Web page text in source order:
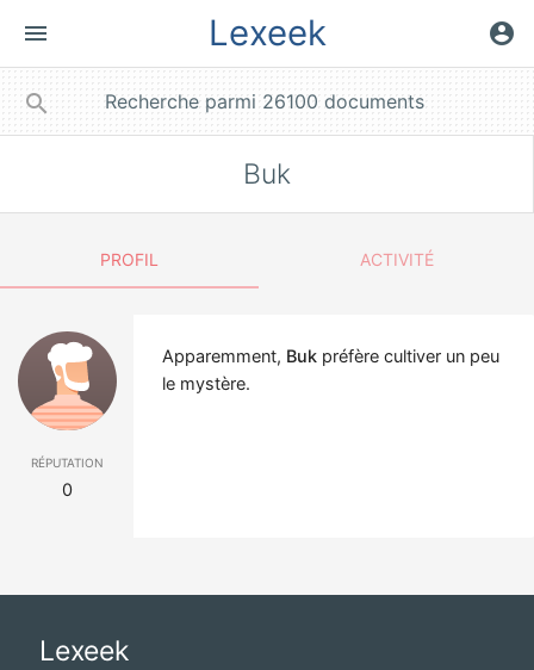
menu Lexeek account_circle
search
Buk
PROFIL ACTIVITÉ
réputation
0
Apparemment, Buk préfère cultiver un peu
le mystère.
Lexeek